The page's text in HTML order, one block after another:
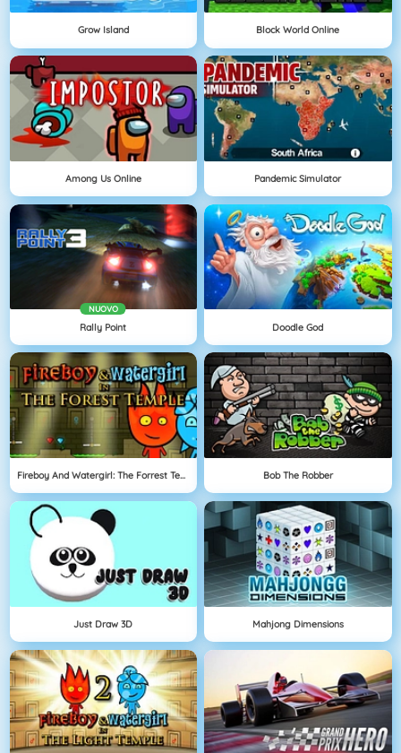
Grow Island Block World Online
Among Us Online Pandemic Simulator
NUOVO
Rally Point Doodle God
Fireboy And Watergirl: The Forrest Temple Bob The Robber
Just Draw 3D Mahjong Dimensions